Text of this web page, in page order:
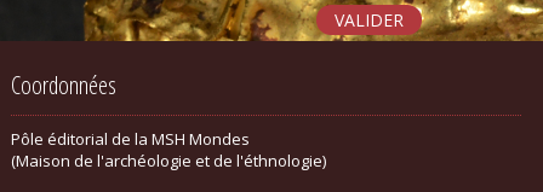
Coordonnées
Pôle éditorial de la MSH Mondes
(Maison de l'archéologie et de l'éthnologie)